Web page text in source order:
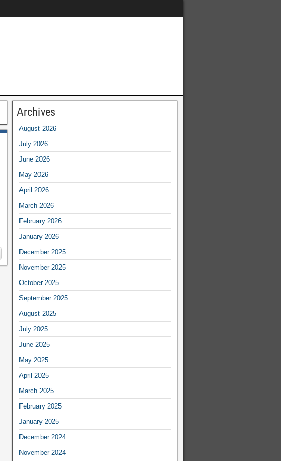
Archives
August 2026
July 2026
June 2026
May 2026
April 2026
March 2026
February 2026
January 2026
December 2025
November 2025
October 2025
September 2025
August 2025
July 2025
June 2025
May 2025
April 2025
March 2025
February 2025
January 2025
December 2024
November 2024